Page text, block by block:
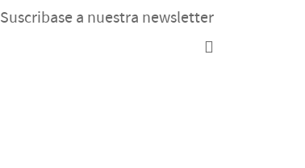
Suscribase a nuestra newsletter